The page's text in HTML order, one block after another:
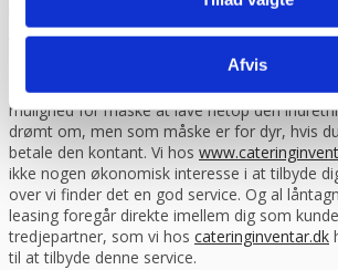
Afvis
Læs mere eller beregn din mdr.
leasingydelse her.
Finansiering giver dig frihed til at bruge dine
daglige drift istedet for inventar. Det giver dig
mulighed for måske at lave netop den
drømt om, men som måske er for dyr, hvis
betale den kontant. Vi hos
ikke nogen økonomisk interesse i at tilbyde
over vi finder det en god service. Og al
leasing foregår direkte imellem dig som
tredjepartner, som vi hos cateringinventar.dk
til at tilbyde denne service.